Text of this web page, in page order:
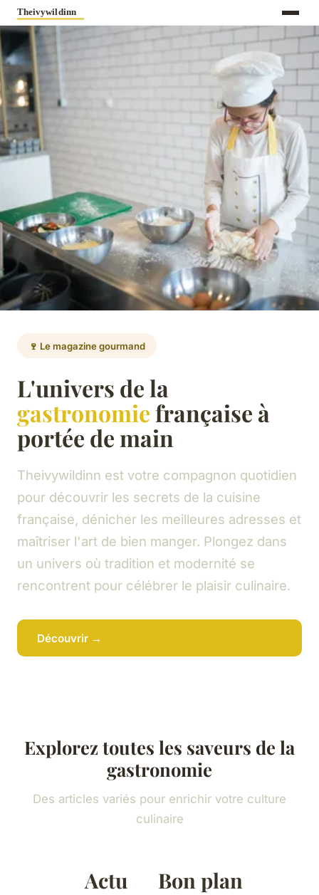
🍷 Le magazine gourmand
L'univers de la
gastronomiefrançaise à
portée de main
Theivywildinn est votre compagnon quotidien
pour découvrir les secrets de la cuisine
française, dénicher les meilleures adresses et
maîtriser l'art de bien manger. Plongez dans
un univers où tradition et modernité se
rencontrent pour célébrer le plaisir culinaire.
Découvrir →
Explorez toutes les saveurs de la
gastronomie
Des articles variés pour enrichir votre culture
culinaire
Actu Bon plan